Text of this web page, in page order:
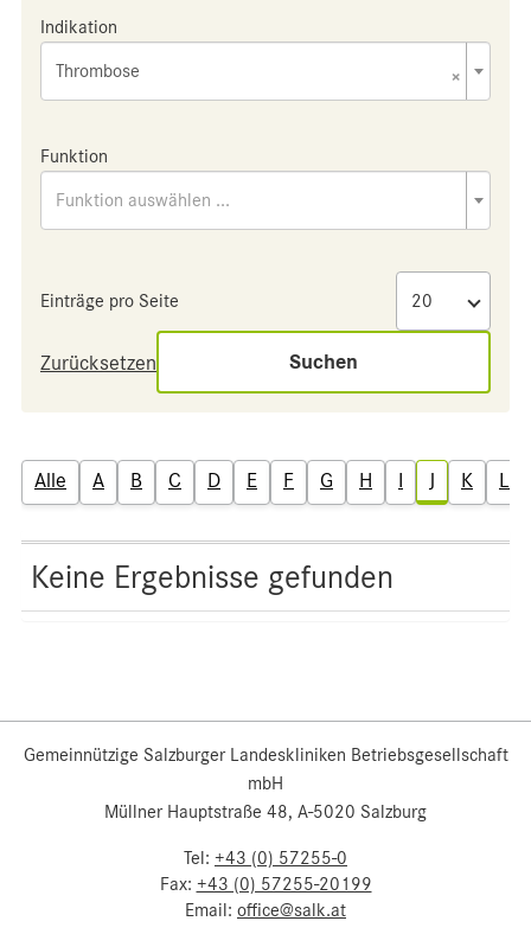
Indikation
×
Thrombose
Funktion
Funktion auswählen ...
Einträge pro Seite
Zurücksetzen Suchen
Alle A B C D E F G H I J K L
Keine Ergebnisse gefunden
Gemeinnützige Salzburger Landeskliniken Betriebsgesellschaft
mbH
Müllner Hauptstraße 48, A-5020 Salzburg
Tel: +43 (0) 57255-0
Fax: +43 (0) 57255-20199
Email: office@salk.at